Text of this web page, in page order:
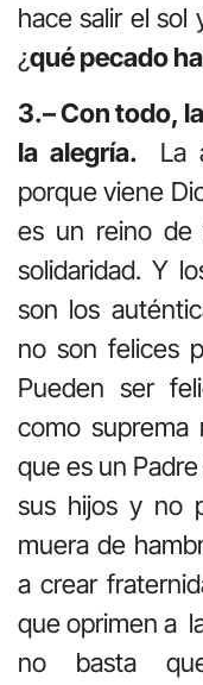
hace salir el sol
¿qué pecado
3.– Con todo,
la alegría. La
porque viene
es un reino de
solidaridad. Y
son los
no son felices
Pueden ser
como suprema
que es un
sus hijos y no
muera de
a crear
que oprimen a
no basta